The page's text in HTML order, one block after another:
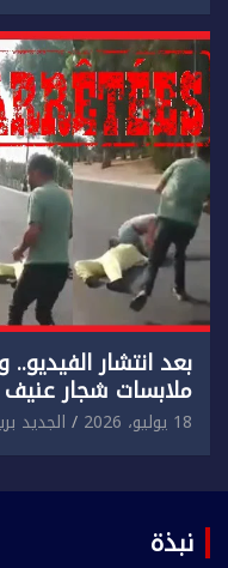
بعد انتشار
ملابسات شجار
18 يوليو، 2026 الجديد
نبذة